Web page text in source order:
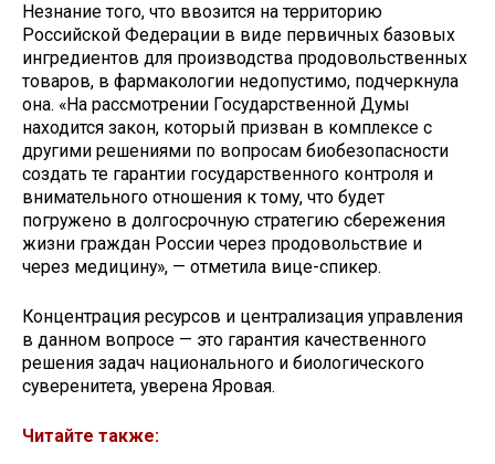
Незнание того, что ввозится на территорию
Российской Федерации в виде первичных базовых
ингредиентов для производства продовольственных
товаров, в фармакологии недопустимо, подчеркнула
она. «На рассмотрении Государственной Думы
находится закон, который призван в комплексе с
другими решениями по вопросам биобезопасности
создать те гарантии государственного контроля и
внимательного отношения к тому, что будет
погружено в долгосрочную стратегию сбережения
жизни граждан России через продовольствие и
через медицину», — отметила вице-спикер.
Концентрация ресурсов и централизация управления
в данном вопросе — это гарантия качественного
решения задач национального и биологического
суверенитета, уверена Яровая.
Читайте также: